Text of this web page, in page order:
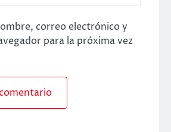
correo electrónico y
para la próxima vez